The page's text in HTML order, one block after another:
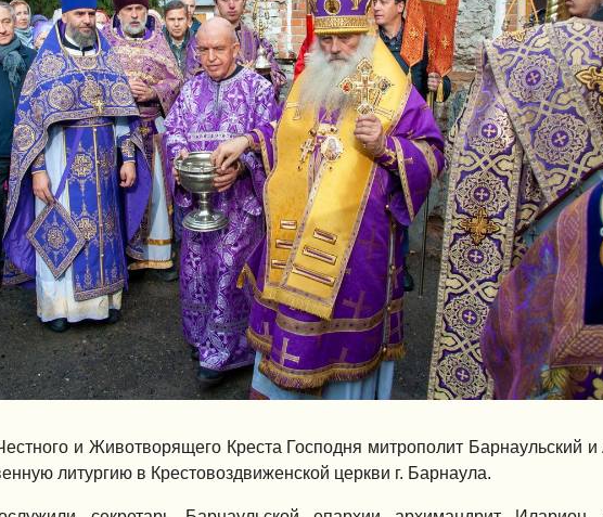
и Животворящего Креста Господня митрополит Барнаульский и
литургию в Крестовоздвиженской церкви г. Барнаула.